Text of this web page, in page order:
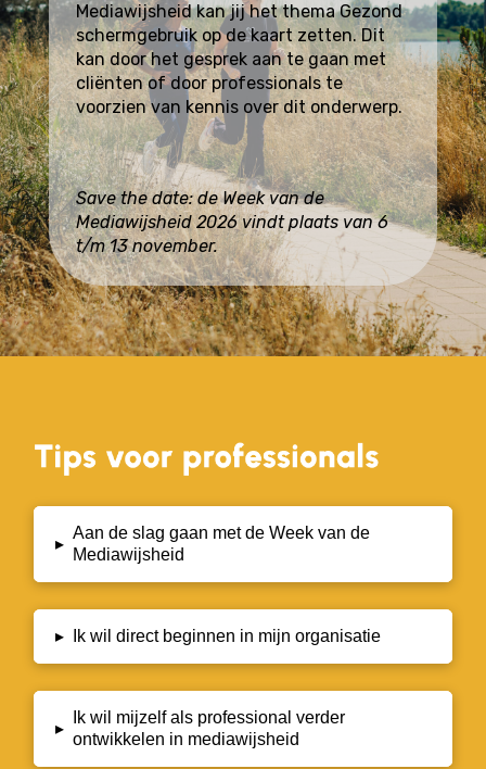
Mediawijsheid kan jij het thema Gezond
schermgebruik op de kaart zetten. Dit
kan door het gesprek aan te gaan met
cliënten of door professionals te
voorzien van kennis over dit onderwerp.
Save the date: de Week van de
Mediawijsheid 2026 vindt plaats van 6
t/m 13 november.
▸
Aan de slag gaan met de Week van de
Mediawijsheid
▸ Ik wil direct beginnen in mijn organisatie
▸
Ik wil mijzelf als professional verder
ontwikkelen in mediawijsheid